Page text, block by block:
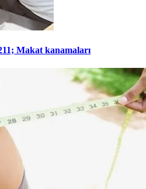
Makat kanamaları